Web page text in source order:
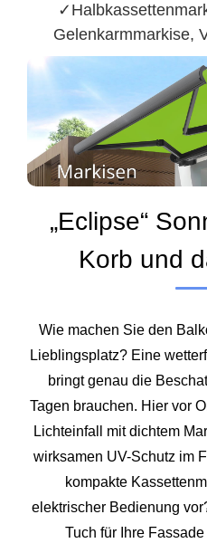
Gelenkarmmarkise,
„Eclipse“
Korb und
Wie machen Sie den
Lieblingsplatz? Eine
bringt genau die
Tagen brauchen. Hier vor
Lichteinfall mit dichtem
wirksamen UV-Schutz im
kompakte
elektrischer Bedienung
Tuch für Ihre